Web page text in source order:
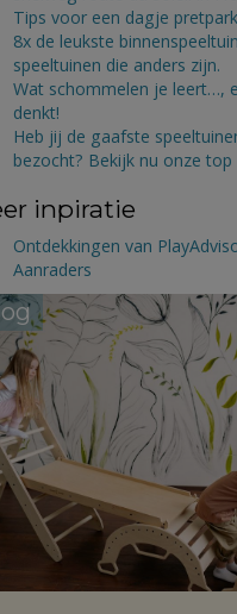
Tips voor een dagje
8x de leukste
speeltuinen die anders zijn.
Wat schommelen je leert…,
denkt!
Heb jij de gaafste
bezocht? Bekijk nu onze top
inpiratie
Ontdekkingen van
Aanraders